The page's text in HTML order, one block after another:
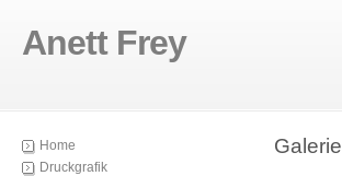
Anett Frey
Home
Druckgrafik
Galerie